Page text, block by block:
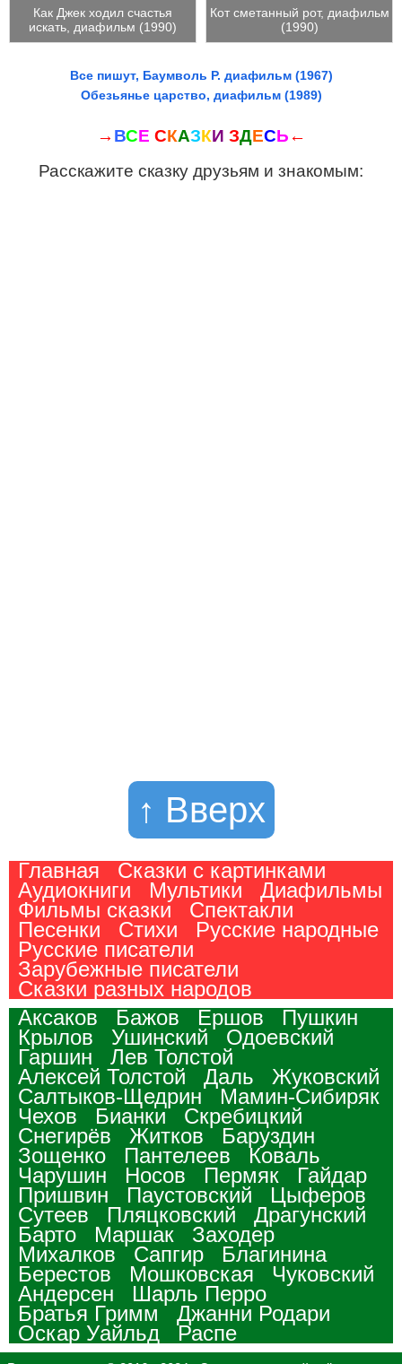
Как Джек ходил счастья
искать, диафильм (1990)
Кот сметанный рот, диафильм
(1990)
Все пишут, Баумволь Р. диафильм (1967)
Обезьянье царство, диафильм (1989)
→ ВСЕ СКАЗКИ ЗДЕСЬ ←
Расскажите сказку друзьям и знакомым:
↑ Вверх
Главная
Сказки с картинками
Аудиокниги
Мультики
Диафильмы
Фильмы сказки
Спектакли
Песенки
Стихи
Русские народные
Русские писатели
Зарубежные писатели
Сказки разных народов
Аксаков
Бажов Ершов
Пушкин
Крылов
Ушинский
Одоевский
Гаршин
Лев Толстой
Алексей Толстой
Даль
Жуковский
Салтыков-Щедрин
Мамин-Сибиряк
Чехов
Бианки
Скребицкий
Снегирёв
Житков
Баруздин
Зощенко
Пантелеев
Коваль
Чарушин
Носов Пермяк
Гайдар
Пришвин
Паустовский
Цыферов
Сутеев
Пляцковский
Драгунский
Барто
Маршак
Заходер
Михалков
Сапгир
Благинина
Берестов
Мошковская
Чуковский
Андерсен
Шарль Перро
Братья Гримм
Джанни Родари
Оскар Уайльд
Распе